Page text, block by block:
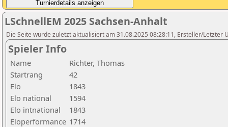
LSchnellEM 2025 Sachsen-Anhalt
Die Seite wurde zuletzt aktualisiert am 31.08.2025 08:28:11, Ersteller/Letzter
Spieler Info
Name
Richter, Thomas
Startrang
42
Elo
1843
Elo national
1594
Elo intnational
1843
Eloperformance 1714